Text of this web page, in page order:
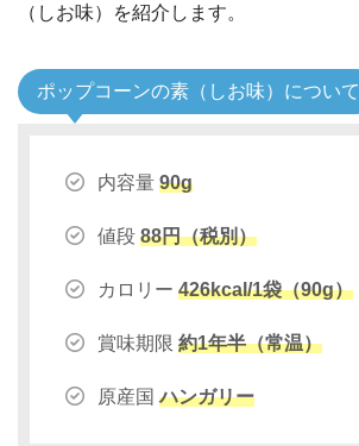
（しお味）を紹介します。
ポップコーンの素（しお味）について
内容量 90g
値段 88円（税別）
カロリー 426kcal/1袋（90g）
賞味期限 約1年半（常温）
原産国ハンガリー